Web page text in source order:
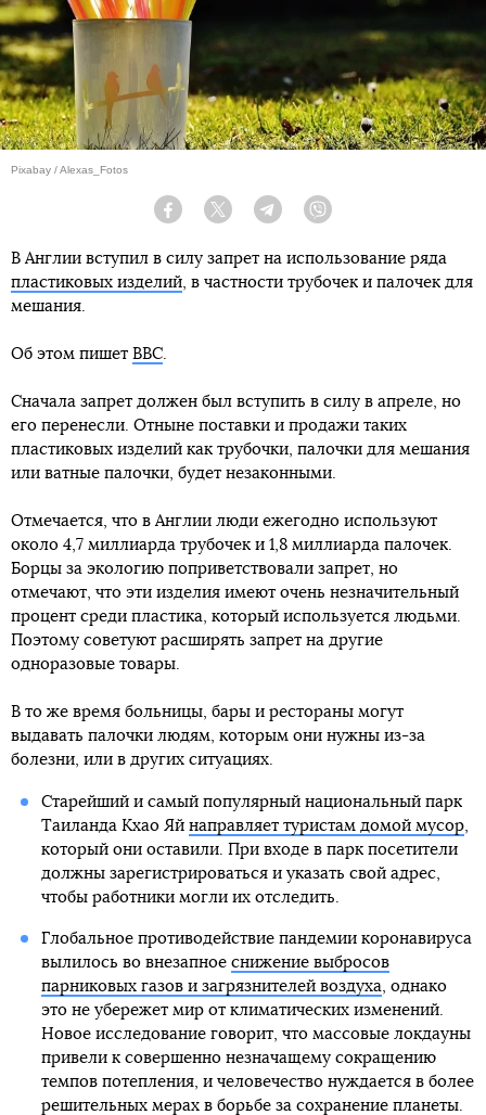
Pixabay / Alexas_Fotos
Facebook Twitter Telegram
В Англии вступил в силу запрет на использование ряда
пластиковых изделий , в частности трубочек и палочек для
мешания.
Об этом пишет BBC
Сначала запрет должен был вступить в силу в апреле, но
его перенесли. Отныне поставки и продажи таких
пластиковых изделий как трубочки, палочки для мешания
или ватные палочки, будет незаконными.
Отмечается, что в Англии люди ежегодно используют
около 4,7 миллиарда трубочек и 1,8 миллиарда палочек.
Борцы за экологию поприветствовали запрет, но
отмечают, что эти изделия имеют очень незначительный
процент среди пластика, который используется людьми.
Поэтому советуют расширять запрет на другие
одноразовые товары.
В то же время больницы, бары и рестораны могут
выдавать палочки людям, которым они нужны из-за
болезни, или в других ситуациях.
Старейший и самый популярный национальный парк
Таиланда Кхао Яй направляет туристам домой мусор,
который они оставили. При входе в парк посетители
должны зарегистрироваться и указать свой адрес,
чтобы работники могли их отследить.
Глобальное противодействие пандемии коронавируса
вылилось во внезапное снижение выбросов
парниковых газов и загрязнителей воздуха , однако
это не убережет мир от климатических изменений.
Новое исследование говорит, что массовые локдауны
привели к совершенно незначащему сокращению
темпов потепления, и человечество нуждается в более
решительных мерах в борьбе за сохранение планеты.